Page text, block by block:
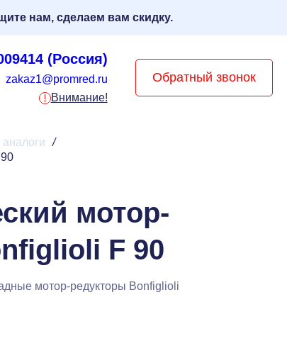
нам, сделаем вам скидку.
(Россия)
zakaz1@promred.ru
Внимание!
Обратный звонок
/
мотор-
F 90
мотор-редукторы Bonfiglioli